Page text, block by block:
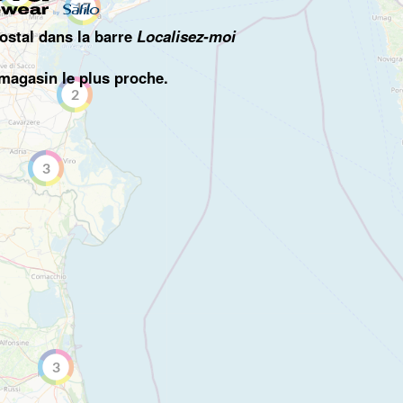
dans la barre Localisez-moi
le plus proche.
17
3
2
3